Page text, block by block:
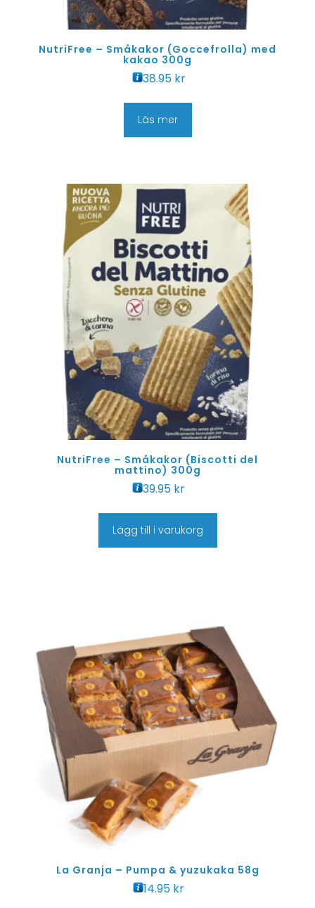
NutriFree – Småkakor (Goccefrolla) med
kakao 300g
38.95 kr
Läs mer
NutriFree – Småkakor (Biscotti del
mattino) 300g
39.95 kr
Lägg till i varukorg
La Granja – Pumpa & yuzukaka 58g
14.95 kr